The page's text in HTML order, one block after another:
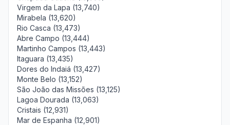
Virgem da Lapa (13,740)
Mirabela (13,620)
Rio Casca (13,473)
Abre Campo (13,444)
Martinho Campos (13,443)
Itaguara (13,435)
Dores do Indaiá (13,427)
Monte Belo (13,152)
São João das Missões (13,125)
Lagoa Dourada (13,063)
Cristais (12,931)
Mar de Espanha (12,901)